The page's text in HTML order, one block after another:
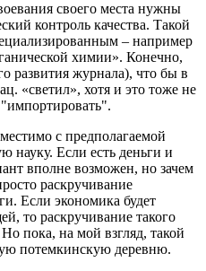
своего места нужны
контроль качества. Такой
– например
химии». Конечно,
развития журнала), что бы в
«светил», хотя и это тоже не
с предполагаемой
науку. Если есть деньги и
вполне возможен, но зачем
раскручивание
Если экономика будет
то раскручивание такого
пока, на мой взгляд, такой
потемкинскую деревню.